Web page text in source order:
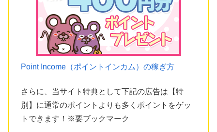
Point Income（ポイントインカム）の稼ぎ方
さらに、当サイト特典として下記の広告は【特
別】に通常のポイントよりも多くポイントをゲッ
トできます！※要ブックマーク